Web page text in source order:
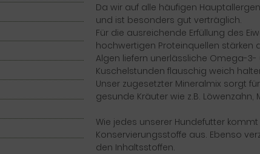
Da wir auf alle häufigen
und ist besonders gut verträglich.
Für die ausreichende Erfüllung des
hochwertigen Proteinquellen stärken
Algen liefern unerlässliche Omega-
Kuschelstunden flauschig weich
Unser zugesetzter Mineralmix sorgt
gesunde Kräuter wie z.B. Löwenzahn,
Wie jedes unserer Hundefutter
Konservierungsstoffe aus. Ebenso
den Inhaltsstoffen.